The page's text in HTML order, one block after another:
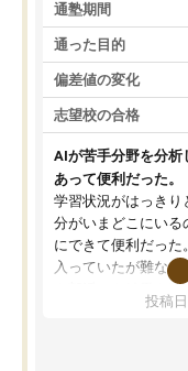
通塾期間
通った目的
偏差値の変化
志望校の合格
AIが苦手分野を分析
あって便利だった。
学習状況がはっきり
分がいまどこにいる
にできて便利だった
入っていたが難な
も部活でも結果を残
かった。また問題
投稿